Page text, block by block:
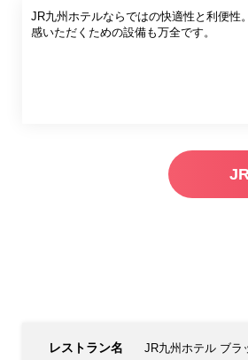
JR九州ホテルならではの快適性と利便性
感いただくための設備も万全です。
レストラン名 JR九州ホテル ブラ